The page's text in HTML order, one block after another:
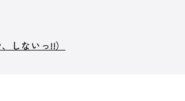
しないっ!!）